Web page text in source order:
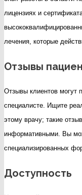
лицензиях и
лечения, которые
Отзывы
Отзывы клиентов могут
специалисте. Ищите
этому врачу; такие
информативными. Вы
специализированных
Доступность